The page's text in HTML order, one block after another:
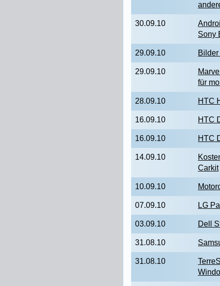
30.09.10
Sony
29.09.10
29.09.10
für
28.09.10 HTC
16.09.10 HTC
16.09.10 HTC
14.09.10
Carkit
10.09.10
07.09.10 LG
03.09.10 Dell
31.08.10
31.08.10